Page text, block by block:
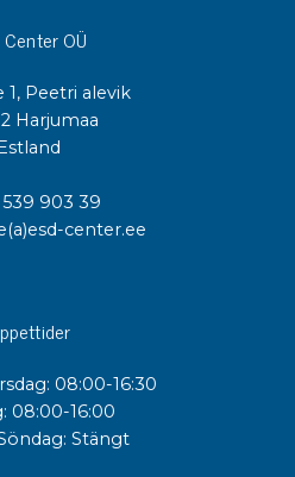
Center OÜ
1, Peetri alevik
Harjumaa
Estland
539 903 39
center.ee
08:00-16:30
08:00-16:00
Stängt